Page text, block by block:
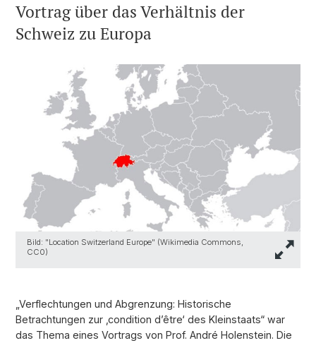
Vortrag über das Verhältnis der
Schweiz zu Europa
Bild: "Location Switzerland Europe" (Wikimedia Commons,
CC0)
„Verflechtungen und Abgrenzung: Historische
Betrachtungen zur ‚condition d’être‘ des Kleinstaats“ war
das Thema eines Vortrags von Prof. André Holenstein. Die